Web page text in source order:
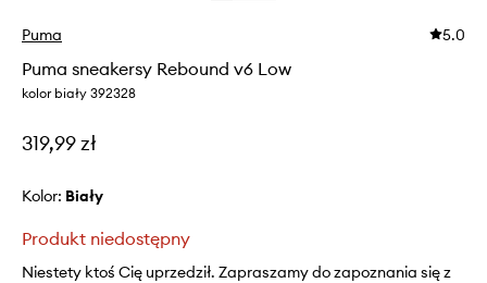
Puma 5.0
Puma sneakersy Rebound v6 Low
kolor biały 392328
319,99 zł
Kolor: biały
Produkt niedostępny
Niestety ktoś Cię uprzedził. Zapraszamy do zapoznania się z